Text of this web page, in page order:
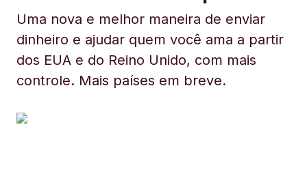
Uma nova e melhor maneira de enviar
dinheiro e ajudar quem você ama a partir
dos EUA e do Reino Unido, com mais
controle. Mais países em breve.